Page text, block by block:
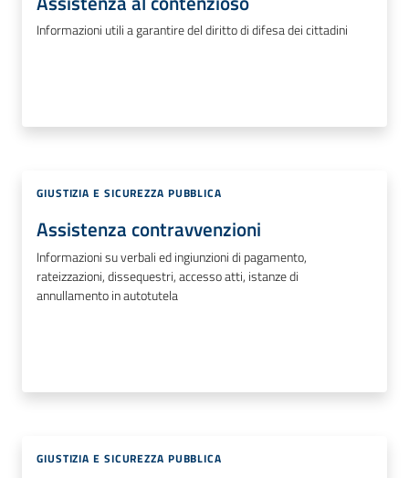
Informazioni utili a garantire del diritto di difesa dei cittadini
GIUSTIZIA E SICUREZZA PUBBLICA
Assistenza contravvenzioni
Informazioni su verbali ed ingiunzioni di pagamento,
rateizzazioni, dissequestri, accesso atti, istanze di
annullamento in autotutela
GIUSTIZIA E SICUREZZA PUBBLICA